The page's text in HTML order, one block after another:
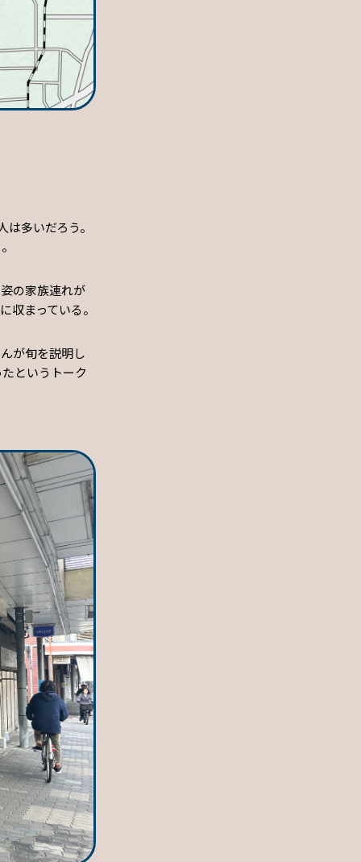
多いだろう。
の家族連れが
収まっている。
が旬を説明し
というトーク